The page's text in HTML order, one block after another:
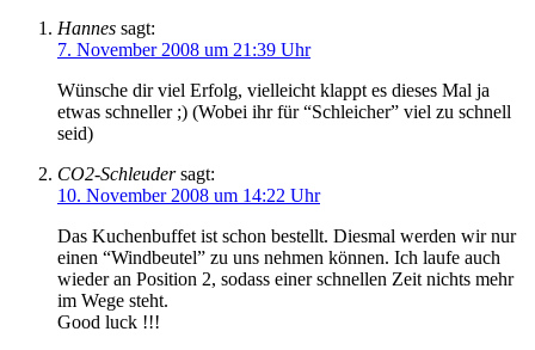
Hannes sagt:
7. November 2008 um 21:39 Uhr
Wünsche dir viel Erfolg, vielleicht klappt es dieses Mal ja
etwas schneller ;) (Wobei ihr für “Schleicher” viel zu schnell
seid)
CO2-Schleuder sagt:
10. November 2008 um 14:22 Uhr
Das Kuchenbuffet ist schon bestellt. Diesmal werden wir nur
einen “Windbeutel” zu uns nehmen können. Ich laufe auch
wieder an Position 2, sodass einer schnellen Zeit nichts mehr
im Wege steht.
Good luck !!!